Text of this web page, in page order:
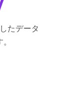
たデータ